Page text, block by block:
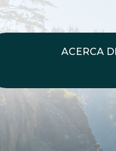
ACERCA